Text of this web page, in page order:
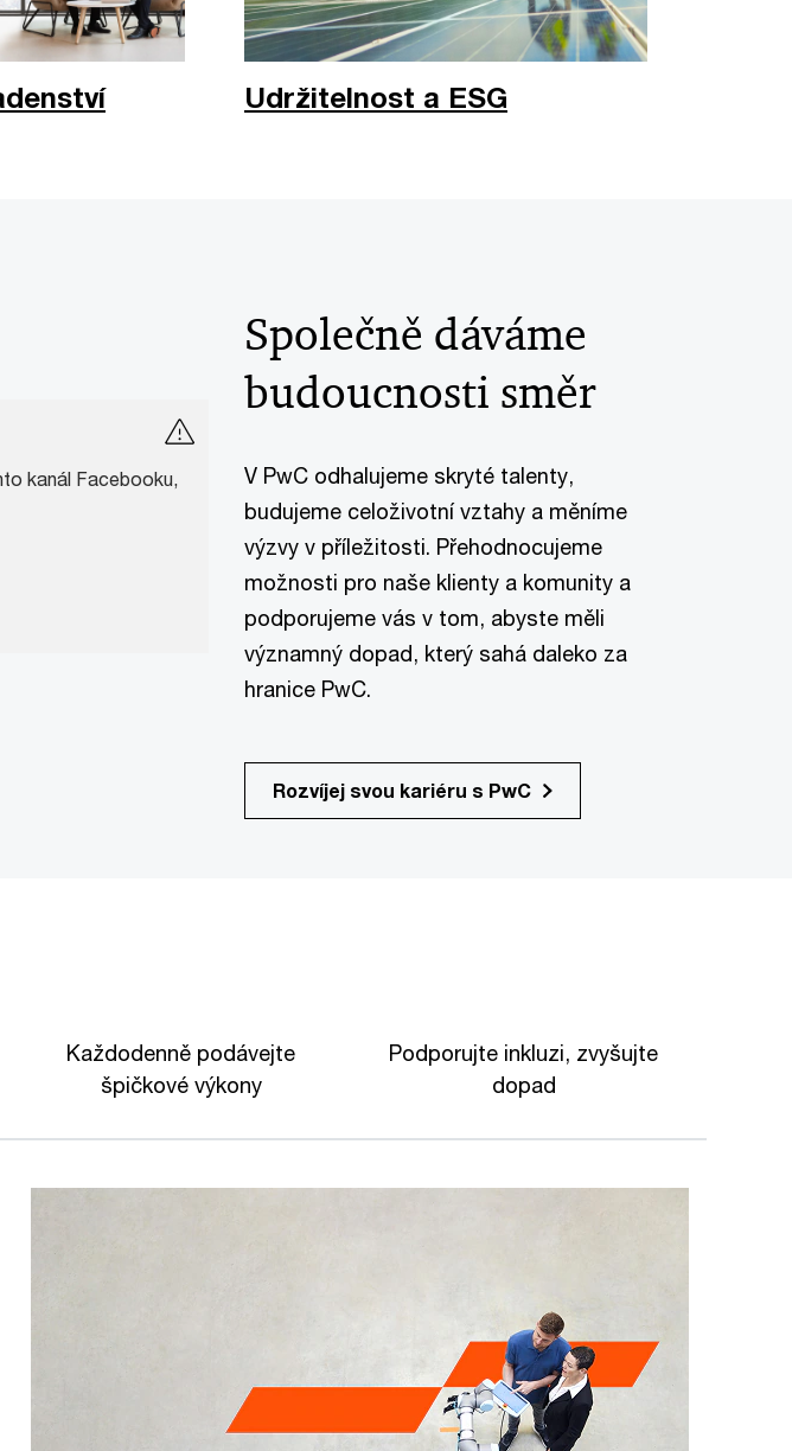
Udržitelnost a ESG
kanál Facebooku,
Společně dáváme
budoucnosti směr
V PwC odhalujeme skryté talenty,
budujeme celoživotní vztahy a měníme
výzvy v příležitosti. Přehodnocujeme
možnosti pro naše klienty a komunity a
podporujeme vás v tom, abyste měli
významný dopad, který sahá daleko za
hranice PwC.
Rozvíjej svou kariéru s PwC
Každodenně podávejte
špičkové výkony
Podporujte inkluzi, zvyšujte
dopad